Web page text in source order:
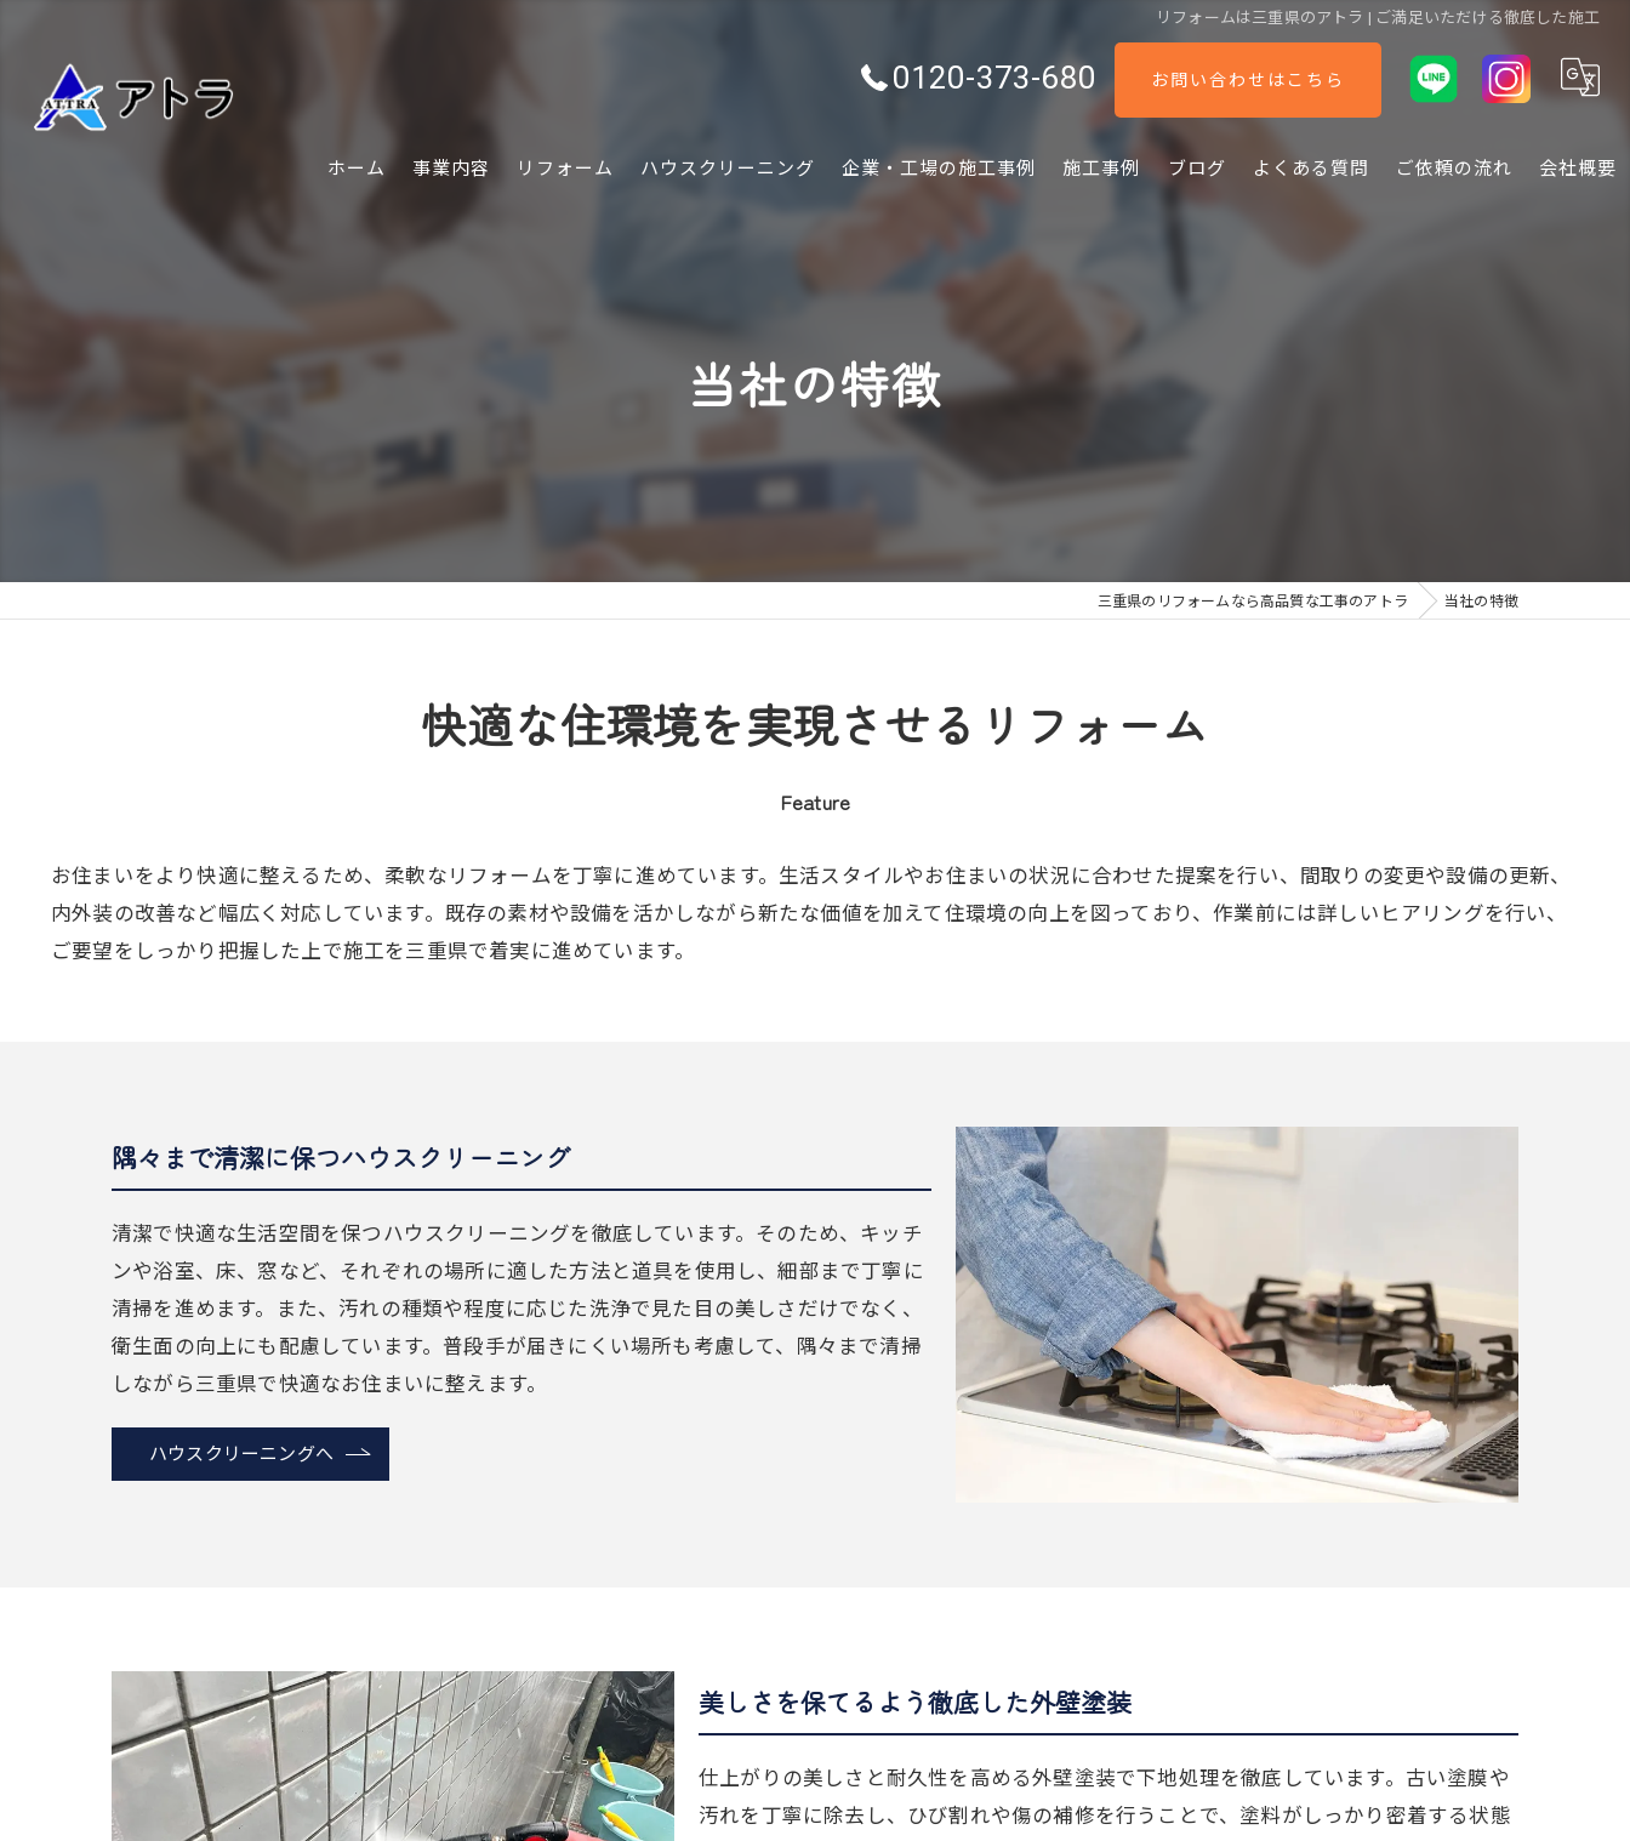
リフォームは三重県のアトラ | ご満足いただける徹底した施工
0120-373-680 お問い合わせはこちら
ホーム 事業内容 リフォーム ハウスクリーニング 企業・工場の施工事例 施工事例 ブログ よくある質問 ご依頼の流れ 会社概要
当社の特徴
三重県のリフォームなら高品質な工事のアトラ 当社の特徴
快適な住環境を実現させるリフォーム
Feature
お住まいをより快適に整えるため、柔軟なリフォームを丁寧に進めています。生活スタイルやお住まいの状況に合わせた提案を行い、間取りの変更や設備の更新、
内外装の改善など幅広く対応しています。既存の素材や設備を活かしながら新たな価値を加えて住環境の向上を図っており、作業前には詳しいヒアリングを行い、
ご要望をしっかり把握した上で施工を三重県で着実に進めています。
隅々まで清潔に保つハウスクリーニング
清潔で快適な生活空間を保つハウスクリーニングを徹底しています。そのため、キッチ
ンや浴室、床、窓など、それぞれの場所に適した方法と道具を使用し、細部まで丁寧に
清掃を進めます。また、汚れの種類や程度に応じた洗浄で見た目の美しさだけでなく、
衛生面の向上にも配慮しています。普段手が届きにくい場所も考慮して、隅々まで清掃
しながら三重県で快適なお住まいに整えます。
ハウスクリーニングへ
美しさを保てるよう徹底した外壁塗装
仕上がりの美しさと耐久性を高める外壁塗装で下地処理を徹底しています。古い塗膜や
汚れを丁寧に除去し、ひび割れや傷の補修を行うことで、塗料がしっかり密着する状態